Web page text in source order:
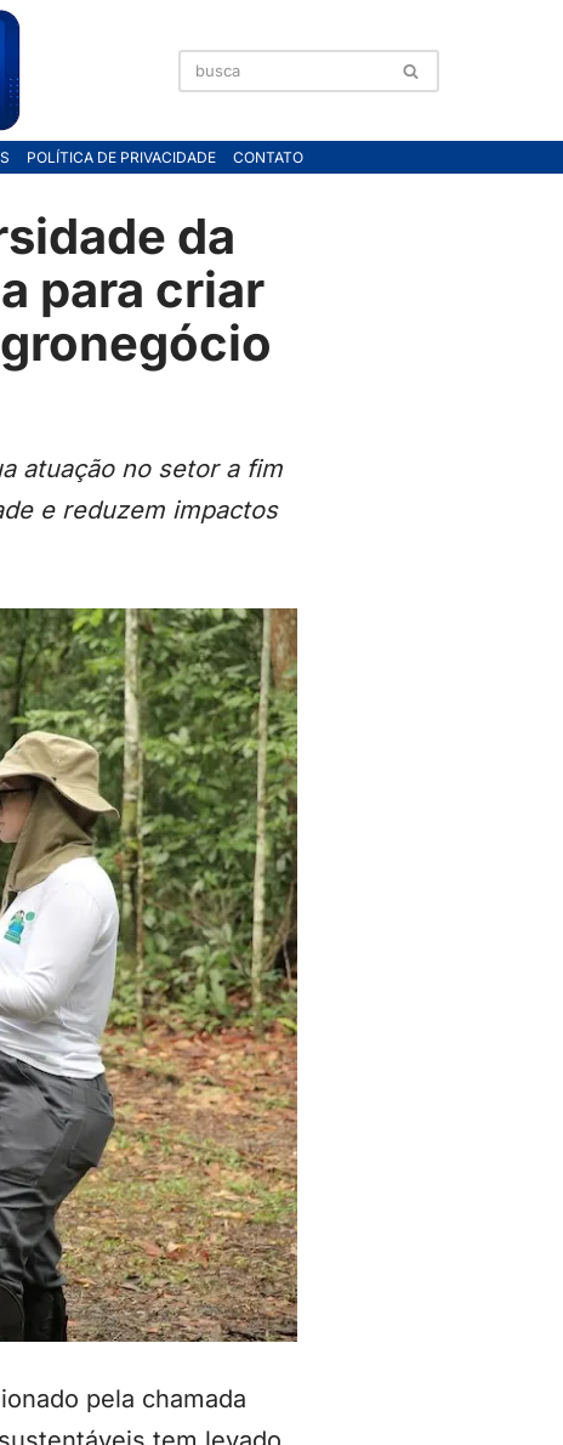
POLÍTICA DE PRIVACIDADE CONTATO
da
para criar
atuação no setor a fim
e reduzem impactos
pela chamada